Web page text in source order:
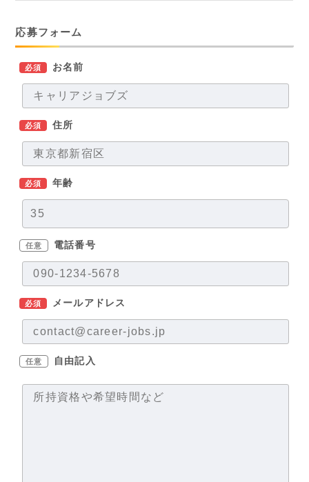
応募フォーム
必須 お名前
必須 住所
必須 年齢
任意 電話番号
必須 メールアドレス
任意 自由記入